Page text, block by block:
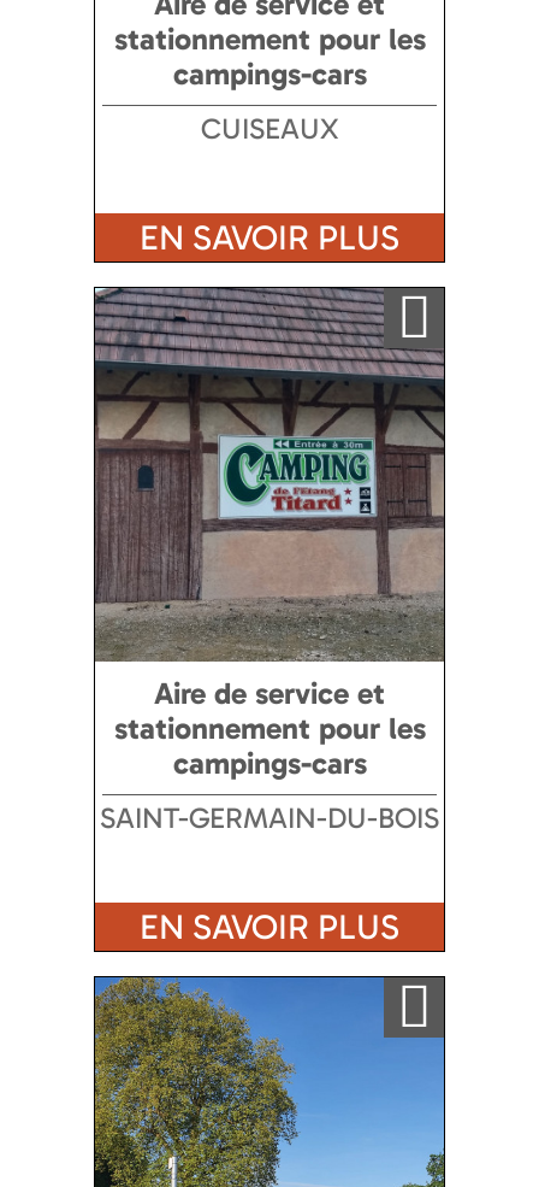
stationnement pour les
campings-cars
CUISEAUX
EN SAVOIR PLUS
Ajouter a ma sélection
Aire de service et
stationnement pour les
campings-cars
SAINT-GERMAIN-DU-BOIS
EN SAVOIR PLUS
Ajouter a ma sélection